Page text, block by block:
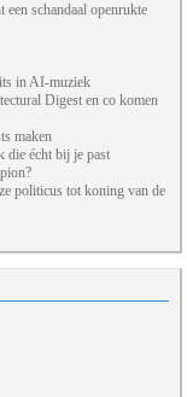
schandaal openrukte
in AI-muziek
Digest en co komen
maken
die écht bij je past
politicus tot koning van de